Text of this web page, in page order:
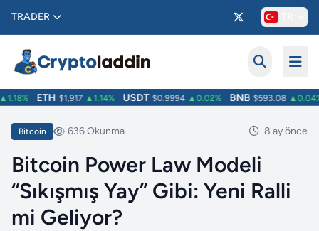
TRADER
ETH $1,917 ▲1.14% USDT $0.9994 ▲0.02% BNB $593.08 ▲0.04%
Bitcoin 636 Okunma 8 ay önce
Bitcoin Power Law Modeli
“Sıkışmış Yay” Gibi: Yeni Ralli
mi Geliyor?